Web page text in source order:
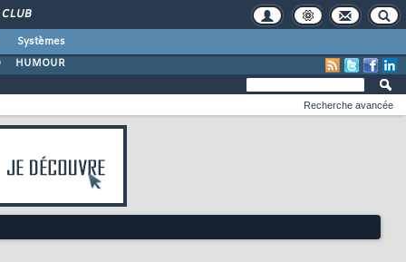
CLUB
Systèmes
HUMOUR
Recherche avancée